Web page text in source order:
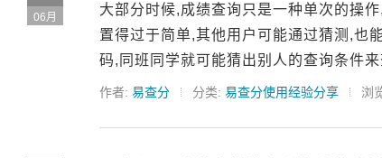
06月
大部分时候,成绩查询只是一种单次的操
置得过于简单,其他用户可能通过猜测,也
码,同班同学就可能猜出别人的查询条件
作者: 易查分 分类: 易查分使用经验分享 浏